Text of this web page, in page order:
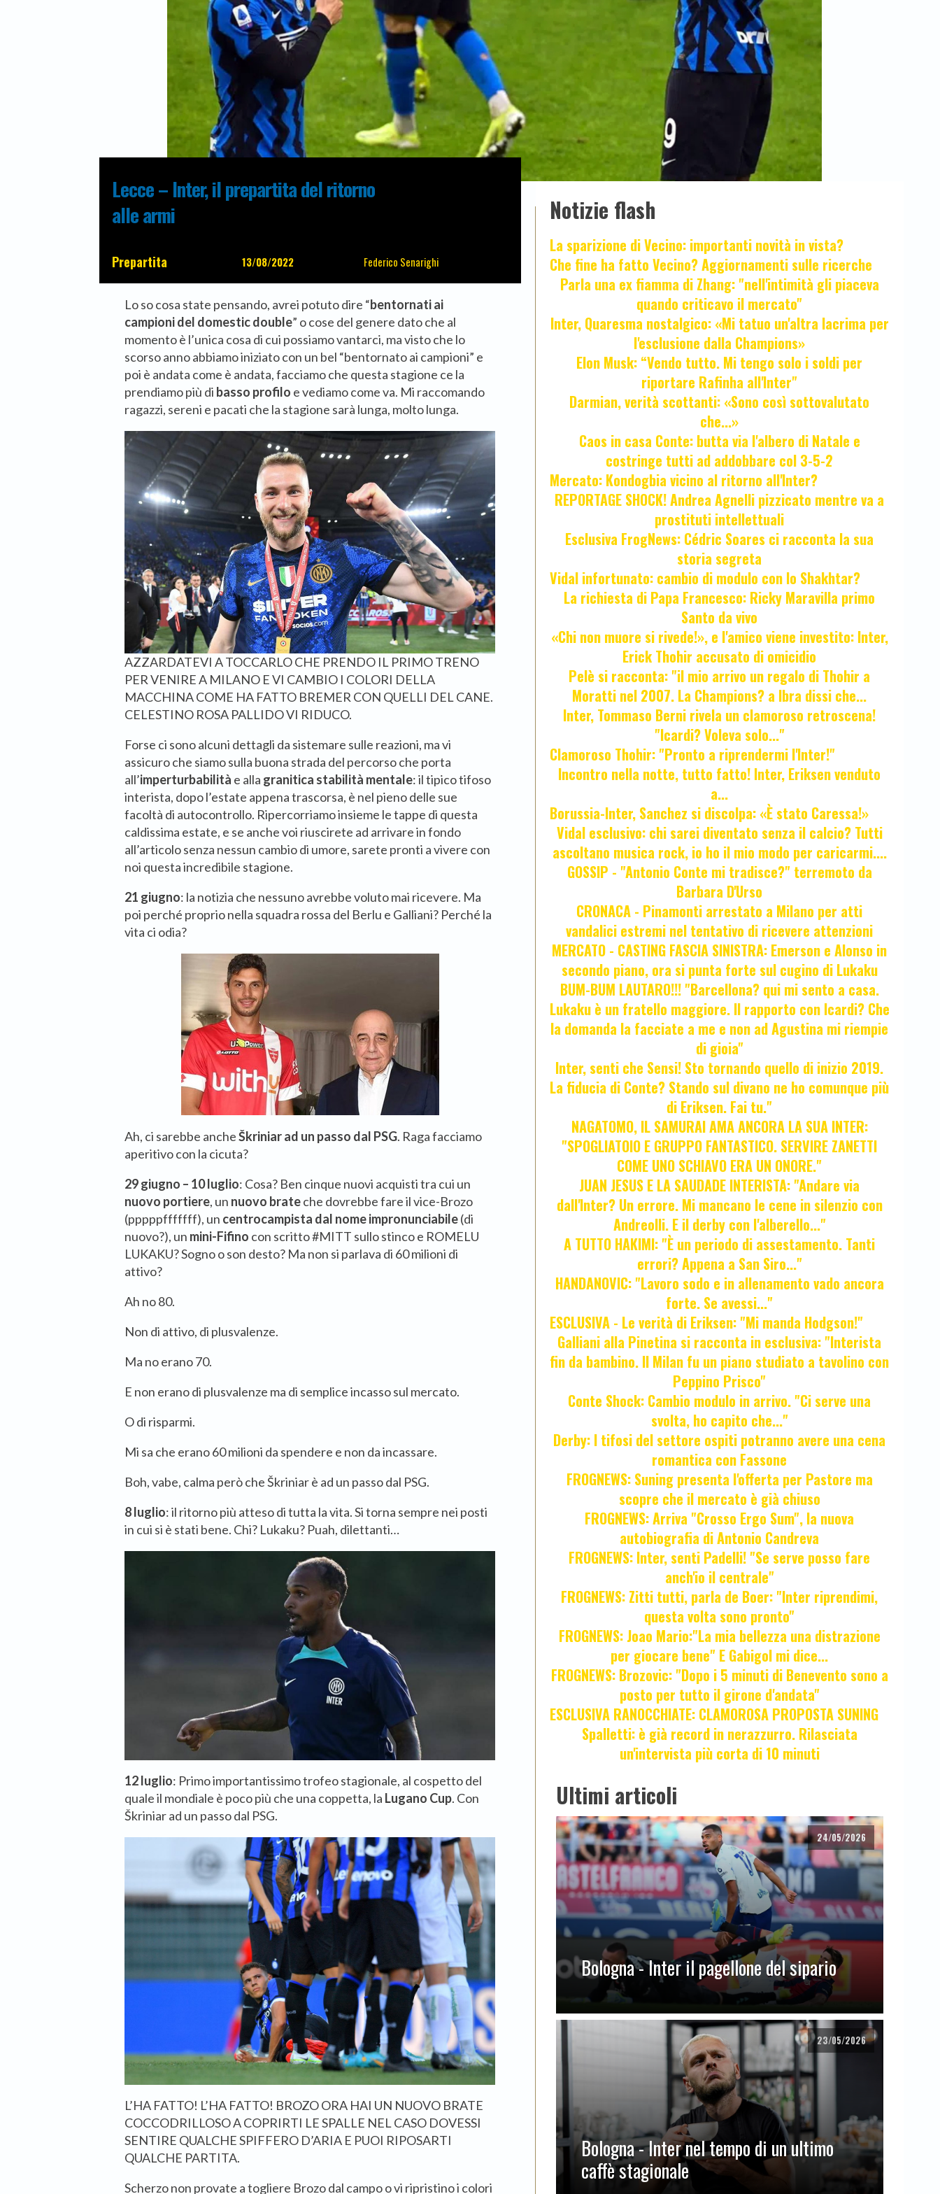
Lecce – Inter, il prepartita del ritorno
alle armi
Prepartita 13/08/2022 Federico Senarighi
Lo so cosa state pensando, avrei potuto dire “bentornati ai
campioni del domestic double” o cose del genere dato che al
momento è l’unica cosa di cui possiamo vantarci, ma visto che lo
scorso anno abbiamo iniziato con un bel “bentornato ai campioni” e
poi è andata come è andata, facciamo che questa stagione ce la
prendiamo più di basso profilo e vediamo come va. Mi raccomando
ragazzi, sereni e pacati che la stagione sarà lunga, molto lunga.
AZZARDATEVI A TOCCARLO CHE PRENDO IL PRIMO TRENO
PER VENIRE A MILANO E VI CAMBIO I COLORI DELLA
MACCHINA COME HA FATTO BREMER CON QUELLI DEL CANE.
CELESTINO ROSA PALLIDO VI RIDUCO.
Forse ci sono alcuni dettagli da sistemare sulle reazioni, ma vi
assicuro che siamo sulla buona strada del percorso che porta
all’imperturbabilità e alla granitica stabilità mentale: il tipico tifoso
interista, dopo l’estate appena trascorsa, è nel pieno delle sue
facoltà di autocontrollo. Ripercorriamo insieme le tappe di questa
caldissima estate, e se anche voi riuscirete ad arrivare in fondo
all’articolo senza nessun cambio di umore, sarete pronti a vivere con
noi questa incredibile stagione.
21 giugno: la notizia che nessuno avrebbe voluto mai ricevere. Ma
poi perché proprio nella squadra rossa del Berlu e Galliani? Perché la
vita ci odia?
Ah, ci sarebbe ancheŠkriniar ad un passo dal PSG. Raga facciamo
aperitivo con la cicuta?
29 giugno – 10 luglio: Cosa? Ben cinque nuovi acquisti tra cui un
nuovo portiere, un nuovo brateche dovrebbe fare il vice-Brozo
(pppppfffffff), un centrocampista dal nome impronunciabile(di
nuovo?), un mini-Fifino con scritto #MITT sullo stinco e ROMELU
LUKAKU? Sogno o son desto? Ma non si parlava di 60 milioni di
attivo?
Ah no 80.
Non di attivo, di plusvalenze.
Ma no erano 70.
E non erano di plusvalenze ma di semplice incasso sul mercato.
O di risparmi.
Mi sa che erano 60 milioni da spendere e non da incassare.
Boh, vabe, calma però che Škriniar è ad un passo dal PSG.
8 luglio: il ritorno più atteso di tutta la vita. Si torna sempre nei posti
in cui si è stati bene. Chi? Lukaku? Puah, dilettanti…
12 luglio: Primo importantissimo trofeo stagionale, al cospetto del
quale il mondiale è poco più che una coppetta, la Lugano Cup. Con
Škriniar ad un passo dal PSG.
L’HA FATTO! L’HA FATTO! BROZO ORA HAI UN NUOVO BRATE
COCCODRILLOSO A COPRIRTI LE SPALLE NEL CASO DOVESSI
SENTIRE QUALCHE SPIFFERO D’ARIA E PUOI RIPOSARTI
QUALCHE PARTITA.
Scherzo non provate a togliere Brozo dal campo o vi ripristino i colori
Notizie flash
La sparizione di Vecino: importanti novità in vista?
Che fine ha fatto Vecino? Aggiornamenti sulle ricerche
Parla una ex fiamma di Zhang: "nell'intimità gli piaceva
quando criticavo il mercato"
Inter, Quaresma nostalgico: «Mi tatuo un'altra lacrima per
l'esclusione dalla Champions»
Elon Musk: “Vendo tutto. Mi tengo solo i soldi per
riportare Rafinha all'Inter"
Darmian, verità scottanti: «Sono così sottovalutato
che...»
Caos in casa Conte: butta via l'albero di Natale e
costringe tutti ad addobbare col 3-5-2
Mercato: Kondogbia vicino al ritorno all'Inter?
REPORTAGE SHOCK! Andrea Agnelli pizzicato mentre va a
prostituti intellettuali
Esclusiva FrogNews: Cédric Soares ci racconta la sua
storia segreta
Vidal infortunato: cambio di modulo con lo Shakhtar?
La richiesta di Papa Francesco: Ricky Maravilla primo
Santo da vivo
«Chi non muore si rivede!», e l'amico viene investito: Inter,
Erick Thohir accusato di omicidio
Pelè si racconta: "il mio arrivo un regalo di Thohir a
Moratti nel 2007. La Champions? a Ibra dissi che...
Inter, Tommaso Berni rivela un clamoroso retroscena!
"Icardi? Voleva solo..."
Clamoroso Thohir: "Pronto a riprendermi l'Inter!"
Incontro nella notte, tutto fatto! Inter, Eriksen venduto
a...
Borussia-Inter, Sanchez si discolpa: «È stato Caressa!»
Vidal esclusivo: chi sarei diventato senza il calcio? Tutti
ascoltano musica rock, io ho il mio modo per caricarmi....
GOSSIP - "Antonio Conte mi tradisce?" terremoto da
Barbara D'Urso
CRONACA - Pinamonti arrestato a Milano per atti
vandalici estremi nel tentativo di ricevere attenzioni
MERCATO - CASTING FASCIA SINISTRA: Emerson e Alonso in
secondo piano, ora si punta forte sul cugino di Lukaku
BUM-BUM LAUTARO!!! "Barcellona? qui mi sento a casa.
Lukaku è un fratello maggiore. Il rapporto con Icardi? Che
la domanda la facciate a me e non ad Agustina mi riempie
di gioia"
Inter, senti che Sensi! Sto tornando quello di inizio 2019.
La fiducia di Conte? Stando sul divano ne ho comunque più
di Eriksen. Fai tu."
NAGATOMO, IL SAMURAI AMA ANCORA LA SUA INTER:
"SPOGLIATOIO E GRUPPO FANTASTICO. SERVIRE ZANETTI
COME UNO SCHIAVO ERA UN ONORE."
JUAN JESUS E LA SAUDADE INTERISTA: "Andare via
dall'Inter? Un errore. Mi mancano le cene in silenzio con
Andreolli. E il derby con l'alberello..."
A TUTTO HAKIMI: "È un periodo di assestamento. Tanti
errori? Appena a San Siro..."
HANDANOVIC: "Lavoro sodo e in allenamento vado ancora
forte. Se avessi..."
ESCLUSIVA - Le verità di Eriksen: "Mi manda Hodgson!"
Galliani alla Pinetina si racconta in esclusiva: "Interista
fin da bambino. Il Milan fu un piano studiato a tavolino con
Peppino Prisco"
Conte Shock: Cambio modulo in arrivo. "Ci serve una
svolta, ho capito che..."
Derby: I tifosi del settore ospiti potranno avere una cena
romantica con Fassone
FROGNEWS: Suning presenta l'offerta per Pastore ma
scopre che il mercato è già chiuso
FROGNEWS: Arriva "Crosso Ergo Sum", la nuova
autobiografia di Antonio Candreva
FROGNEWS: Inter, senti Padelli! "Se serve posso fare
anch'io il centrale"
FROGNEWS: Zitti tutti, parla de Boer: "Inter riprendimi,
questa volta sono pronto"
FROGNEWS: Joao Mario:"La mia bellezza una distrazione
per giocare bene" E Gabigol mi dice...
FROGNEWS: Brozovic: "Dopo i 5 minuti di Benevento sono a
posto per tutto il girone d'andata"
ESCLUSIVA RANOCCHIATE: CLAMOROSA PROPOSTA SUNING
Spalletti: è già record in nerazzurro. Rilasciata
un'intervista più corta di 10 minuti
Ultimi articoli
24/05/2026
Bologna - Inter il pagellone del sipario
23/05/2026
Bologna - Inter nel tempo di un ultimo
caffè stagionale